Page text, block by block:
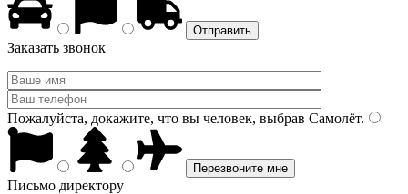
Заказать звонок
Пожалуйста, докажите, что вы человек, выбрав Самолёт.
Письмо директору